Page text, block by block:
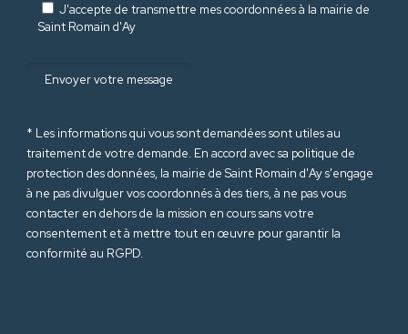
J'accepte de transmettre mes coordonnées à la mairie de
Saint Romain d'Ay
* Les informations qui vous sont demandées sont utiles au
traitement de votre demande. En accord avec sa politique de
protection des données, la mairie de Saint Romain d'Ay s'engage
à ne pas divulguer vos coordonnés à des tiers, à ne pas vous
contacter en dehors de la mission en cours sans votre
consentement et à mettre tout en œuvre pour garantir la
conformité au RGPD.